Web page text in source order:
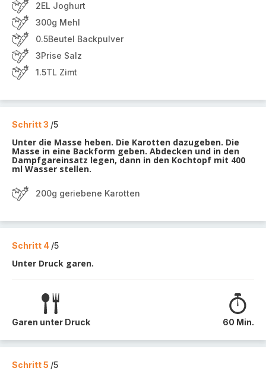
2EL Joghurt
300g Mehl
0.5Beutel Backpulver
3Prise Salz
1.5TL Zimt
Schritt 3 /5
Unter die Masse heben. Die Karotten dazugeben. Die
Masse in eine Backform geben. Abdecken und in den
Dampfgareinsatz legen, dann in den Kochtopf mit 400
ml Wasser stellen.
200g geriebene Karotten
Schritt 4 /5
Unter Druck garen.
Garen unter Druck 60 Min.
Schritt 5 /5